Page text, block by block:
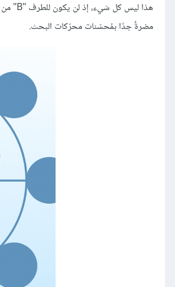
مضرةٌ جدًا بمُحسّنات محرّكات البحث.